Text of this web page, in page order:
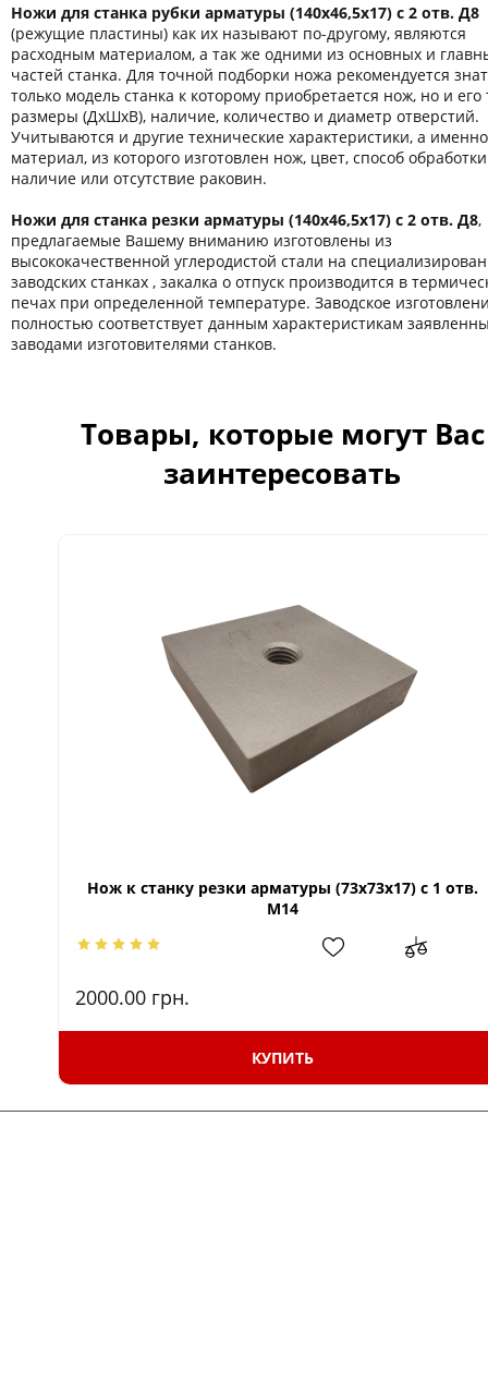
Ножи для станка рубки арматуры (140х46,5х17) c 2 отв. Д8
(режущие пластины) как их называют по-другому, являются
расходным материалом, а так же одними из основных и
частей станка. Для точной подборки ножа рекомендуется
только модель станка к которому приобретается нож, но и
размеры (ДхШхВ), наличие, количество и диаметр отверстий.
Учитываются и другие технические характеристики, а
материал, из которого изготовлен нож, цвет, способ обработки
наличие или отсутствие раковин.
Ножи для станка резки арматуры (140х46,5х17) c 2 отв. Д8,
предлагаемые Вашему вниманию изготовлены из
высококачественной углеродистой стали на
заводских станках , закалка о отпуск производится в
печах при определенной температуре. Заводское
полностью соответствует данным характеристикам
заводами изготовителями станков.
Товары, которые могут Вас
заинтересовать
Нож к станку резки арматуры (73х73х17) с 1 отв.
М14
2000.00 грн.
КУПИТЬ